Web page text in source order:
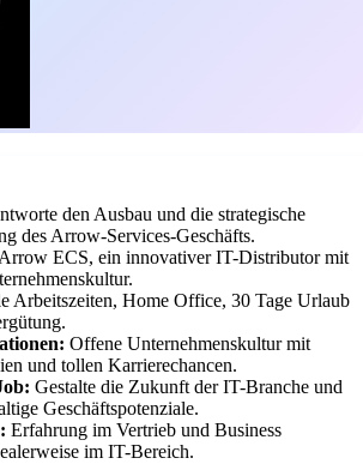
den Ausbau und die strategische
des Arrow-Services-Geschäfts.
Arrow ECS, ein innovativer IT-Distributor mit
Arbeitszeiten, Home Office, 30 Tage Urlaub
Offene Unternehmenskultur mit
und tollen Karrierechancen.
Gestalte die Zukunft der IT-Branche und
Geschäftspotenziale.
Erfahrung im Vertrieb und Business
im IT-Bereich.